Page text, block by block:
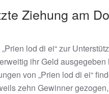
Ziehung am
lod di ei“ zur
ihr Geld
von „Prien lod di ei“
zehn Gewinner